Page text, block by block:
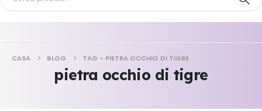
CASA BLOG TAG - PIETRA OCCHIO DI TIGRE
pietra occhio di tigre